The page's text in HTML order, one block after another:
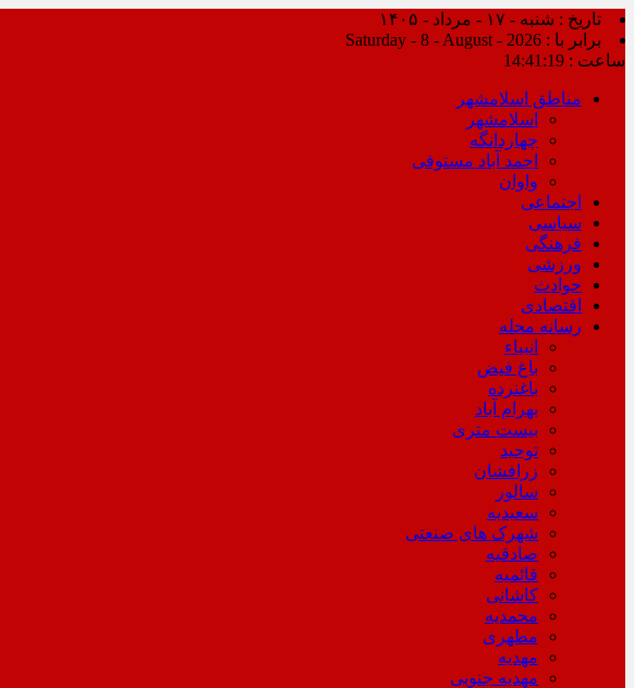
تاریخ : شنبه - ۱۷ - مرداد - ۱۴۰۵
برابر با : Saturday - 8 - August - 2026
ساعت : 14:41:19
مناطق اسلامشهر
اسلامشهر
چهاردانگه
احمد آباد مستوفی
واوان
اجتماعی
سیاسی
فرهنگی
ورزشی
حوادث
اقتصادی
رسانه محله
انبیاء
باغ فیض
باغنرده
بهرام آباد
بیست متری
توحید
زرافشان
سالور
سعیدیه
شهرک های صنعتی
صادقیه
قائمیه
کاشانی
محمدیه
مطهری
مهدیه
مهدیه جنوبی